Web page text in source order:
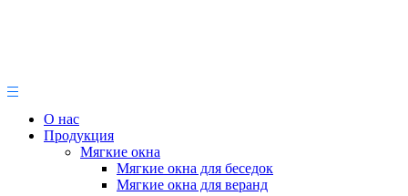
О нас
Продукция
Мягкие окна
Мягкие окна для беседок
Мягкие окна для веранд